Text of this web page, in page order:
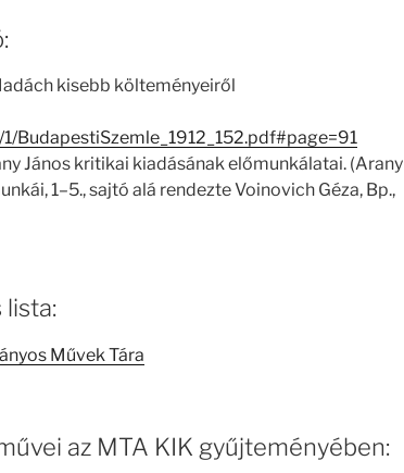
kisebb költeményeiről
BudapestiSzemle_1912_152.pdf#page=91
János kritikai kiadásának előmunkálatai. (Arany
1–5., sajtó alá rendezte Voinovich Géza, Bp.,
lista:
Művek Tára
az MTA KIK gyűjteményében: